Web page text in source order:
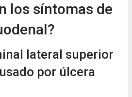
los síntomas de
lateral superior
por úlcera